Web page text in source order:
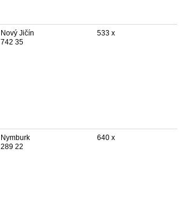
Nový Jičín
742 35
533 x
Nymburk
289 22
640 x